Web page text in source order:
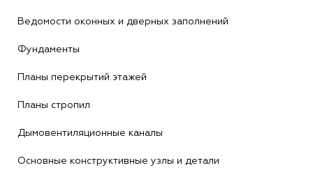
Ведомости оконных и дверных заполнений
Фундаменты
Планы перекрытий этажей
Планы стропил
Дымовентиляционные каналы
Основные конструктивные узлы и детали